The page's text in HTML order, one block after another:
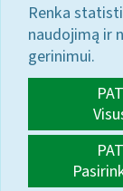
Renka
naudojimą ir
gerinimui.